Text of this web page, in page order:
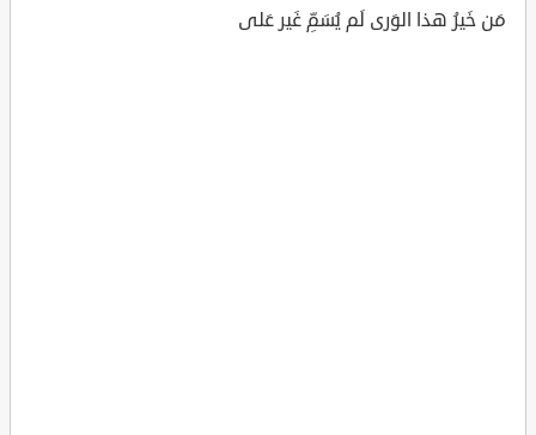
مَن خَيرُ هذا الوَرى لَم يُسَمِّ غَير عَلى